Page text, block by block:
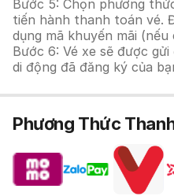
Bước 5: Chọn phương
tiến hành thanh toán vé.
dụng mã khuyến mãi
Bước 6: Vé xe sẽ được
di động đã đăng ký của
Phương Thức